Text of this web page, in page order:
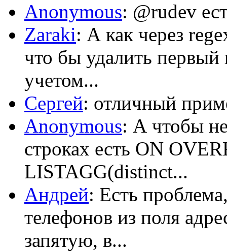
Anonymous: @rudev
Zaraki: А как через
что бы удалить первый
учетом...
Сергей: отличный
Anonymous: А чтобы
строках есть ON
LISTAGG(distinct...
Андрей: Есть
телефонов из поля
запятую, в...